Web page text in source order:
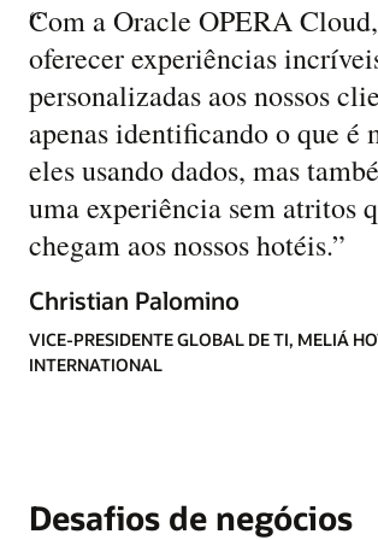
“
Com a Oracle OPERA
oferecer experiências
personalizadas aos nossos
apenas identificando o que é
eles usando dados, mas
uma experiência sem atritos
chegam aos nossos hotéis.”
Christian Palomino
VICE-PRESIDENTE GLOBAL DE TI, MELIÁ
INTERNATIONAL
Desafios de negócios